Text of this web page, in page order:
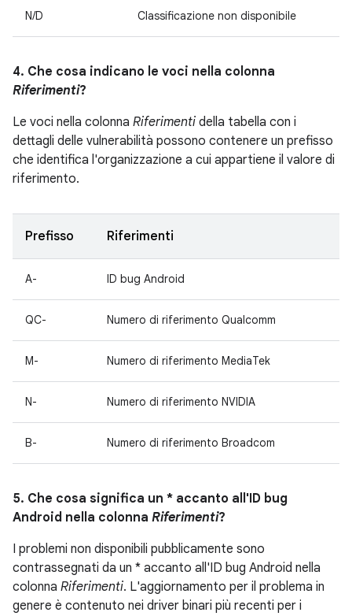
N/D Classificazione non disponibile
4. Che cosa indicano le voci nella colonna
Riferimenti?
Le voci nella colonna Riferimenti della tabella con i
dettagli delle vulnerabilità possono contenere un prefisso
che identifica l'organizzazione a cui appartiene il valore di
riferimento.
Prefisso Riferimenti
A- ID bug Android
QC- Numero di riferimento Qualcomm
M- Numero di riferimento MediaTek
N- Numero di riferimento NVIDIA
B- Numero di riferimento Broadcom
5. Che cosa significa un * accanto all'ID bug
Android nella colonna Riferimenti?
I problemi non disponibili pubblicamente sono
contrassegnati da un * accanto all'ID bug Android nella
colonna Riferimenti. L'aggiornamento per il problema in
genere è contenuto nei driver binari più recenti per i